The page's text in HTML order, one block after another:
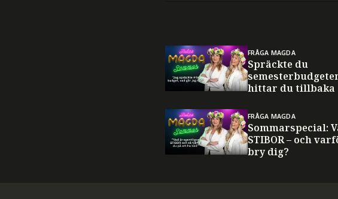
FRÅGA MAGDA
Spräckte du
hittar du tillbaka
FRÅGA MAGDA
Sommarspecial:
STIBOR – och
bry dig?